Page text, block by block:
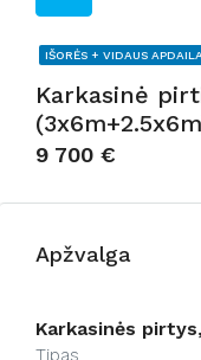
IŠORĖS + VIDAUS
Karkasinė
9 700 €
Apžvalga
Karkasinės
Tipas